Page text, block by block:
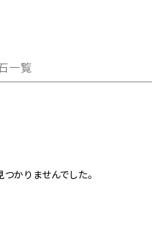
一覧
かりませんでした。